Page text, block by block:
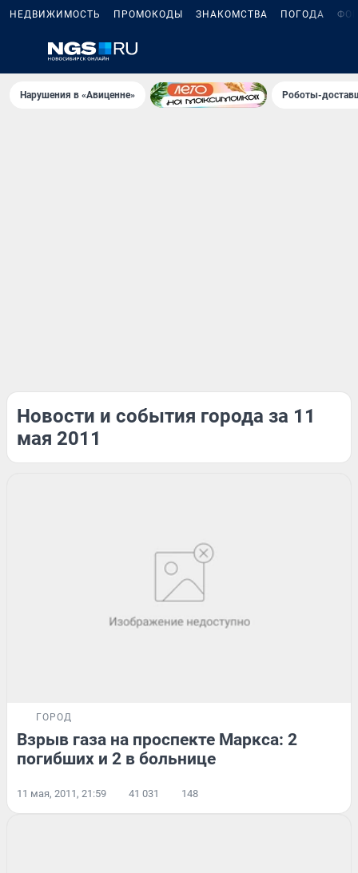
НЕДВИЖИМОСТЬ ПРОМОКОДЫ ЗНАКОМСТВА ПОГОДА
Нарушения в «Авиценне» Роботы-
Новости и события города за 11
мая 2011
ГОРОД
Взрыв газа на проспекте Маркса: 2
погибших и 2 в больнице
11 мая, 2011, 21:59 41 031 148